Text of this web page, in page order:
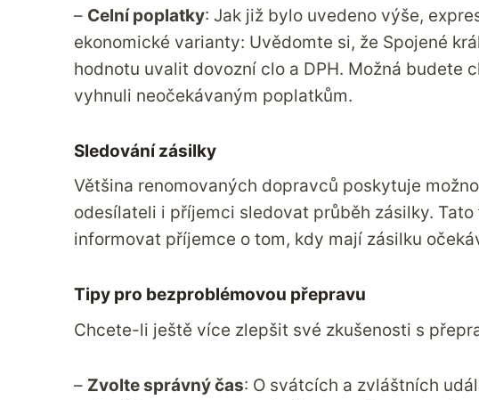
– Celní poplatky: Jak již bylo uvedeno výše,
ekonomické varianty: Uvědomte si, že Spojené
hodnotu uvalit dovozní clo a DPH. Možná budete
vyhnuli neočekávaným poplatkům.
Sledování zásilky
Většina renomovaných dopravců poskytuje
odesílateli i příjemci sledovat průběh zásilky.
informovat příjemce o tom, kdy mají zásilku
Tipy pro bezproblémovou přepravu
Chcete-li ještě více zlepšit své zkušenosti s
– Zvolte správný čas: O svátcích a zvláštních